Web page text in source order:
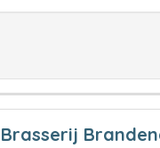
Brasserij